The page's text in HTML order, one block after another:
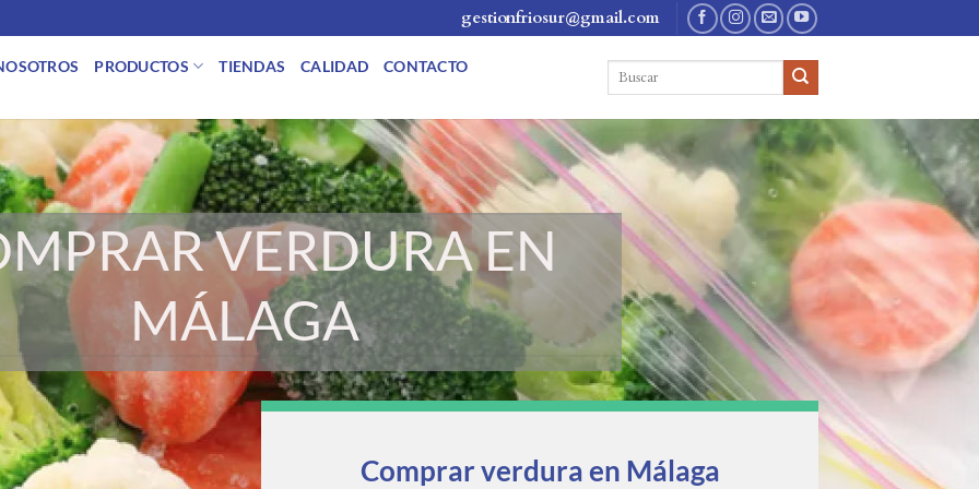
gestionfriosur@gmail.com
PRODUCTOS TIENDAS CALIDAD CONTACTO
VERDURA EN
MÁLAGA
Comprar verdura en Málaga